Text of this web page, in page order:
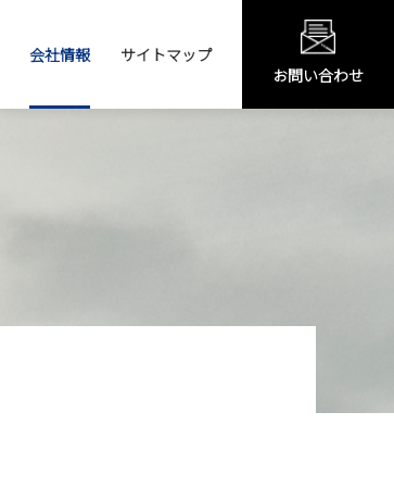
会社情報
サイトマップ
お問い合わせ